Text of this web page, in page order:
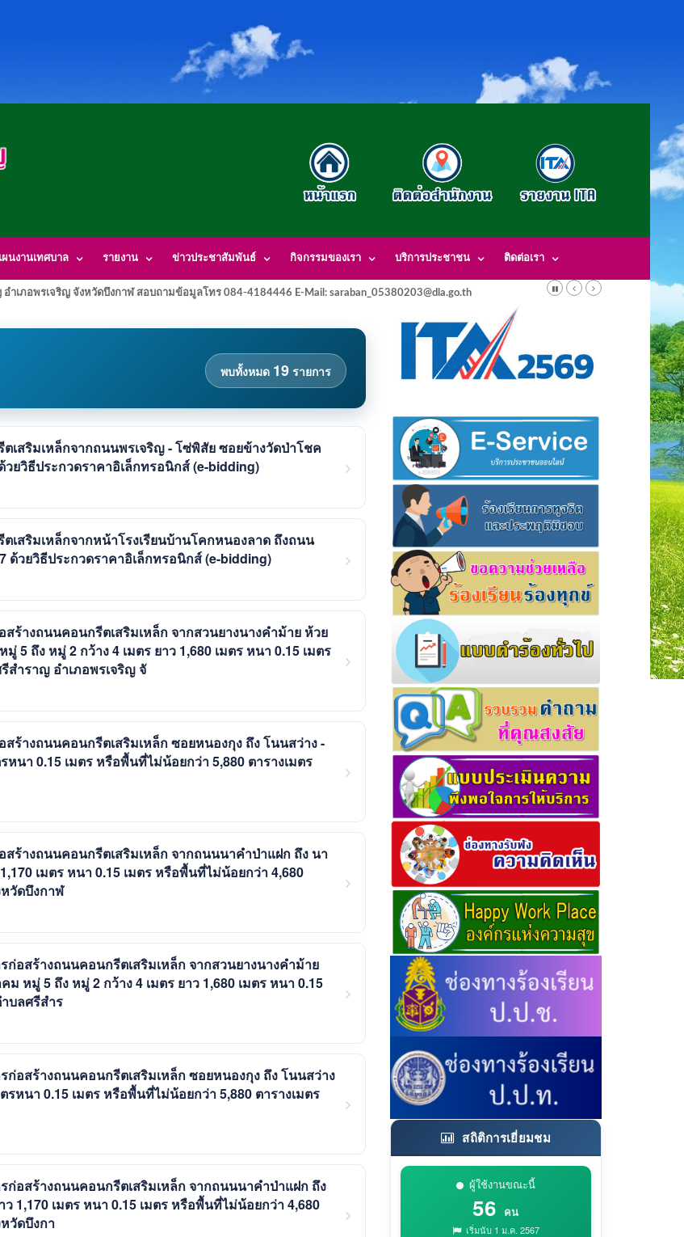
ผนงานเทศบาล รายงาน ข่าวประชาสัมพันธ์ กิจกรรมของเรา บริการประชาชน ติดต่อเรา
ำเภอพรเจริญ จังหวัดบึงกาฬ สอบถามข้อมูลโทร 084-4184446 E-Mail: saraban_05380203@dla.go.th
พบทั้งหมด 19รายการ
เสริมเหล็กจากถนนพรเจริญ - โซ่พิสัย ซอยข้างวัดป่าโชค
ยวิธีประกวดราคาอิเล็กทรอนิกส์ (e-bidding)
เสริมเหล็กจากหน้าโรงเรียนบ้านโคกหนองลาด ถึงถนน
วยวิธีประกวดราคาอิเล็กทรอนิกส์ (e-bidding)
ร้างถนนคอนกรีตเสริมเหล็ก จากสวนยางนางคำม้าย ห้วย
ถึง หมู่ 2 กว้าง 4 เมตร ยาว 1,680 เมตร หนา 0.15 เมตร
สำราญ อำเภอพรเจริญ จั
ร้างถนนคอนกรีตเสริมเหล็ก ซอยหนองกุง ถึง โนนสว่าง -
หนา 0.15 เมตร หรือพื้นที่ไม่น้อยกว่า 5,880 ตารางเมตร
ร้างถนนคอนกรีตเสริมเหล็ก จากถนนนาคำป่าแฝก ถึง นา
เมตร หนา 0.15 เมตร หรือพื้นที่ไม่น้อยกว่า 4,680
วัดบึงกาฬ
ก่อสร้างถนนคอนกรีตเสริมเหล็ก จากสวนยางนางคำม้าย
หมู่ 5 ถึง หมู่ 2 กว้าง 4 เมตร ยาว 1,680 เมตร หนา 0.15
บลศรีสำร
ก่อสร้างถนนคอนกรีตเสริมเหล็ก ซอยหนองกุง ถึง โนนสว่าง
รหนา 0.15 เมตร หรือพื้นที่ไม่น้อยกว่า 5,880 ตารางเมตร
ก่อสร้างถนนคอนกรีตเสริมเหล็ก จากถนนนาคำป่าแฝก ถึง
1,170 เมตร หนา 0.15 เมตร หรือพื้นที่ไม่น้อยกว่า 4,680
วัดบึงกา
สถิติการเยี่ยมชม
ผู้ใช้งานขณะนี้
56 คน
เริ่มนับ 1 ม.ค. 2567